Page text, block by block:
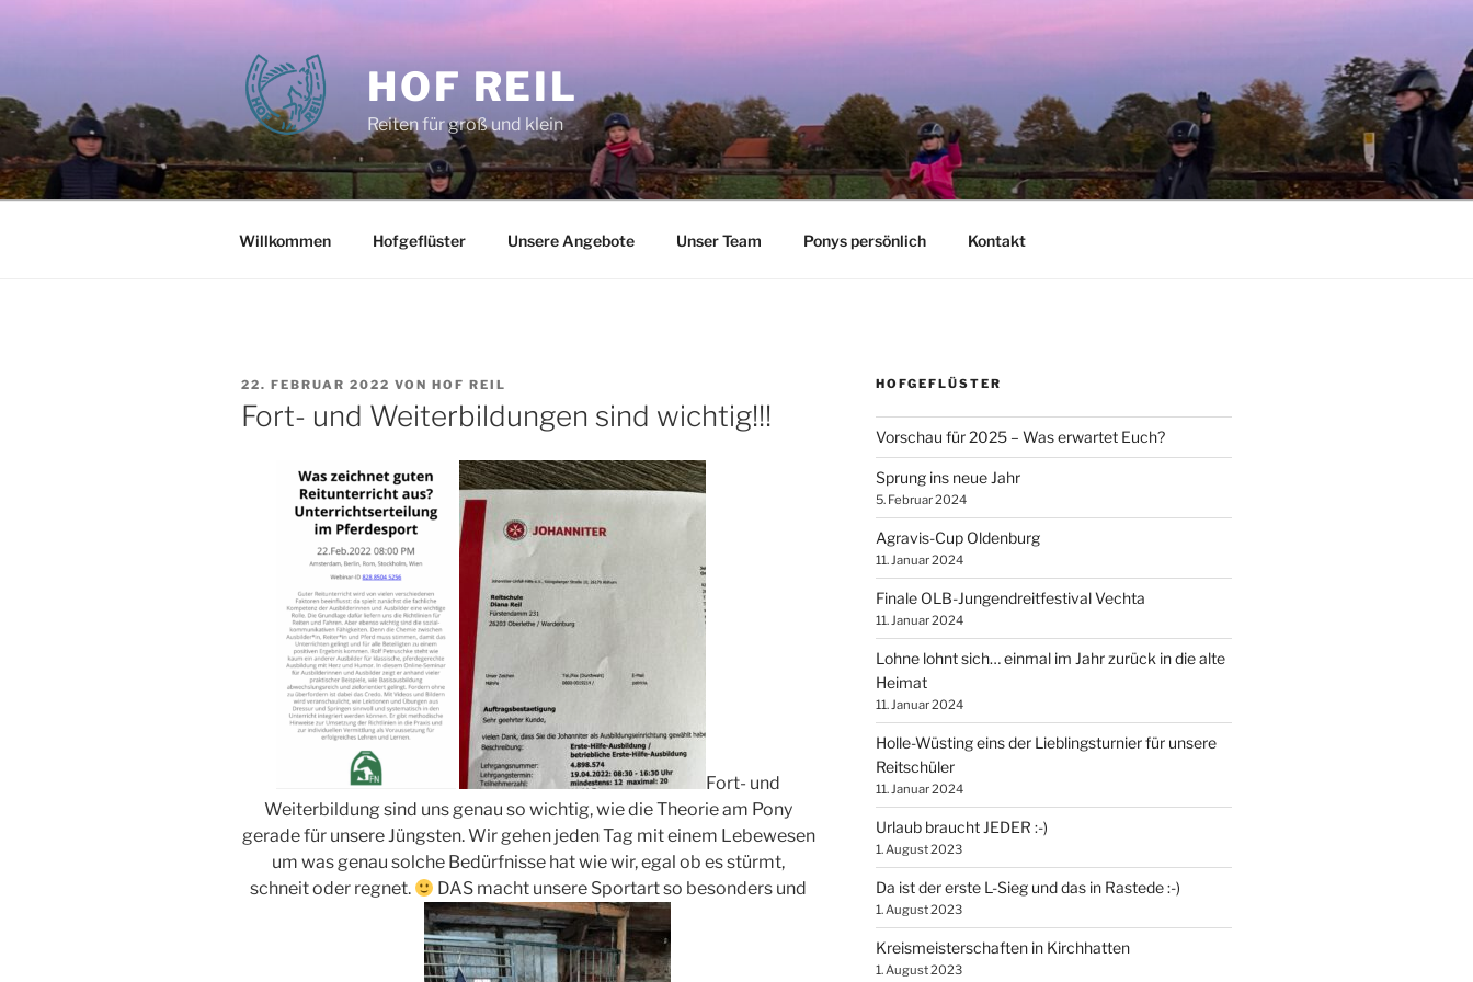
HOF REIL
Reiten für groß und klein
Willkommen Hofgeflüster Unsere Angebote Unser Team Ponys persönlich Kontakt
VERÖFFENTLICHT
AM
22. FEBRUAR 2022 VON HOF REIL
Fort- und Weiterbildungen sind wichtig!!!
Fort- und
Weiterbildung sind uns genau so wichtig, wie die Theorie am Pony
gerade für unsere Jüngsten. Wir gehen jeden Tag mit einem Lebewesen
um was genau solche Bedürfnisse hat wie wir, egal ob es stürmt,
schneit oder regnet.
DAS macht unsere Sportart so besonders und
HOFGEFLÜSTER
Vorschau für 2025 – Was erwartet Euch?
Sprung ins neue Jahr
5. Februar 2024
Agravis-Cup Oldenburg
11. Januar 2024
Finale OLB-Jungendreitfestival Vechta
11. Januar 2024
Lohne lohnt sich… einmal im Jahr zurück in die alte
Heimat
11. Januar 2024
Holle-Wüsting eins der Lieblingsturnier für unsere
Reitschüler
11. Januar 2024
Urlaub braucht JEDER :-)
1. August 2023
Da ist der erste L-Sieg und das in Rastede :-)
1. August 2023
Kreismeisterschaften in Kirchhatten
1. August 2023